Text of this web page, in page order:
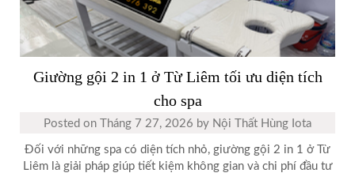
Giường gội 2 in 1 ở Từ Liêm tối ưu diện tích
cho spa
Posted on Tháng 7 27, 2026 by Nội Thất Hùng Iota
Đối với những spa có diện tích nhỏ, giường gội 2 in 1 ở Từ
Liêm là giải pháp giúp tiết kiệm không gian và chi phí đầu tư